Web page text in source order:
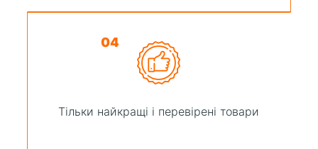
04
Тільки найкращі і перевірені товари